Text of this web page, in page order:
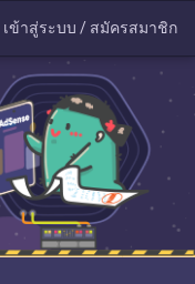
เข้าสู่ระบบ / สมัครสมาชิก